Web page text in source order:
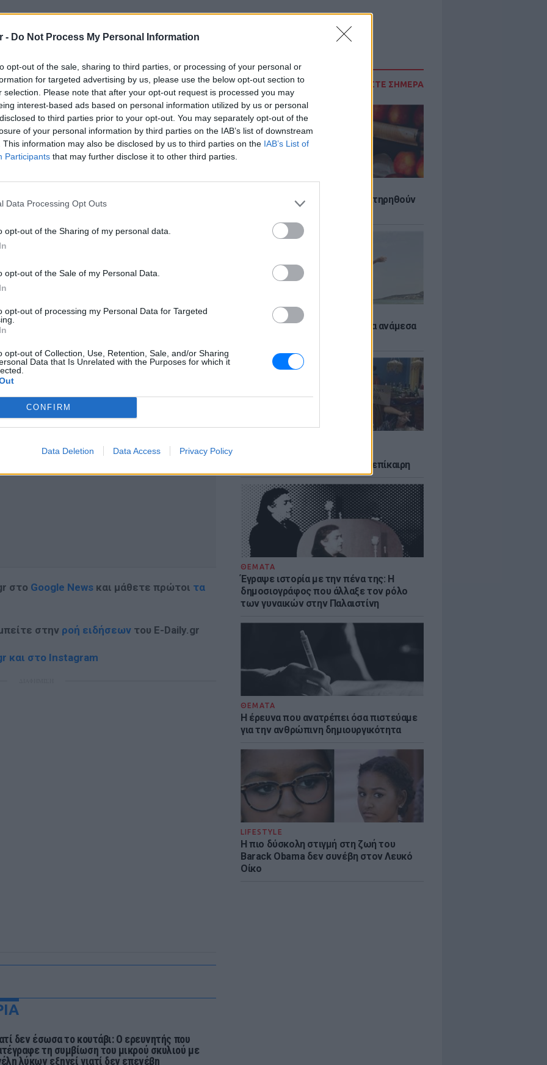
- Do Not Process My Personal Information
opt-out of the sale, sharing to third parties, or processing of your personal or
for targeted advertising by us, please use the below opt-out section to
selection. Please note that after your opt-out request is processed you may
interest-based ads based on personal information utilized by us or personal
to third parties prior to your opt-out. You may separately opt-out of the
of your personal information by third parties on the IAB’s list of downstream
This information may also be disclosed by us to third parties on the IAB’s List of
Participants that may further disclose it to other third parties.
Data Processing Opt Outs
opt-out of the Sharing of my personal data.
opt-out of the Sale of my Personal Data.
opt-out of processing my Personal Data for Targeted
opt-out of Collection, Use, Retention, Sale, and/or Sharing
Data that Is Unrelated with the Purposes for which it
CONFIRM
Data Deletion Data Access Privacy Policy
ΔΙΑΒΑΣΤΕ ΣΗΜΕΡΑ
6 φρούτα που μπορουν να διατηρηθούν
Πώς να αποφύγεις το σύγκαμα ανάμεσα
νεοπλουτισμό και παραμένει επίκαιρη
ΘΕΜΑΤΑ
Έγραψε ιστορία με την πένα της: Η
δημοσιογράφος που άλλαξε τον ρόλο
των γυναικών στην Παλαιστίνη
ΘΕΜΑΤΑ
Η έρευνα που ανατρέπει όσα πιστεύαμε
για την ανθρώπινη δημιουργικότητα
LIFESTYLE
Η πιο δύσκολη στιγμή στη ζωή του
Barack Obama δεν συνέβη στον Λευκό
Οίκο
τρέχει έντρομος να σωθεί, ακούγονται
έχουν καλυφθεί από σκόνη. Κάποιοι
ανθρώπους από τα χαλάσματα.
κάποιοι άνδρες να προσπαθούν να
να μην έχει τις αισθήσεις της. Τα
πολίτες που χτυπήθηκαν από
by a Gaza resident moments after
outside the gates of the United
Yunis.
footage, saying he was injured in the
October 22, 2023
ΔΙΑΦΗΜΙΣΗ
στο Google News και μάθετε πρώτοι τα
στην ροή ειδήσεων του E-Daily.gr
και στο Instagram
δεν έσωσα το κουτάβι: Ο ερευνητής που
τη συμβίωση του μικρού σκυλιού με
λύκων εξηγεί γιατί δεν επενέβη